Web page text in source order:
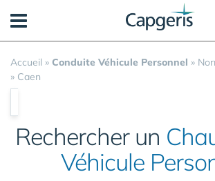
Accueil » Conduite Véhicule Personnel »
» Caen
Rechercher un
Véhicule